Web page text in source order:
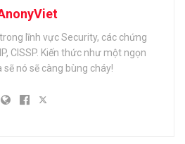
lĩnh vực Security, các chứng
CISSP. Kiến thức như một ngọn
sẽ nó sẽ càng bùng cháy!